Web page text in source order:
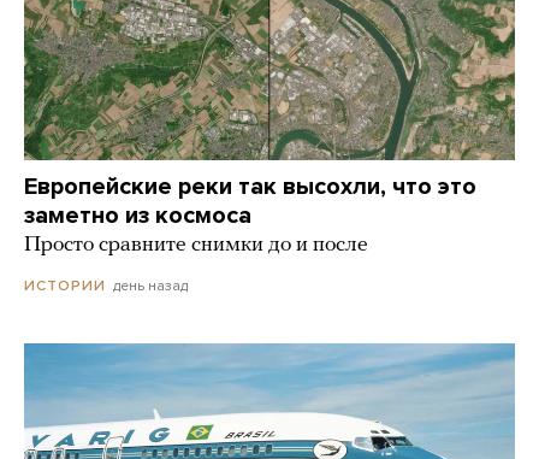
Европейские реки так высохли, что это
заметно из космоса
Просто сравните снимки до и после
ИСТОРИИ день назад